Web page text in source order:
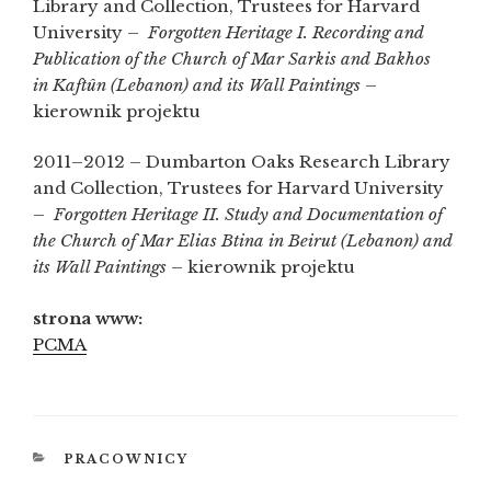
Library and Collection, Trustees for Harvard
University – Forgotten Heritage I. Recording and
Publication of the Church of Mar Sarkis and Bakhos
in Kaftûn (Lebanon) and its Wall Paintings –
kierownik projektu
2011–2012 – Dumbarton Oaks Research Library
and Collection, Trustees for Harvard University
–Forgotten Heritage II. Study and Documentation of
the Church of Mar Elias Btina in Beirut (Lebanon) and
its Wall Paintings – kierownik projektu
strona www:
PCMA
KATEGORIE
PRACOWNICY